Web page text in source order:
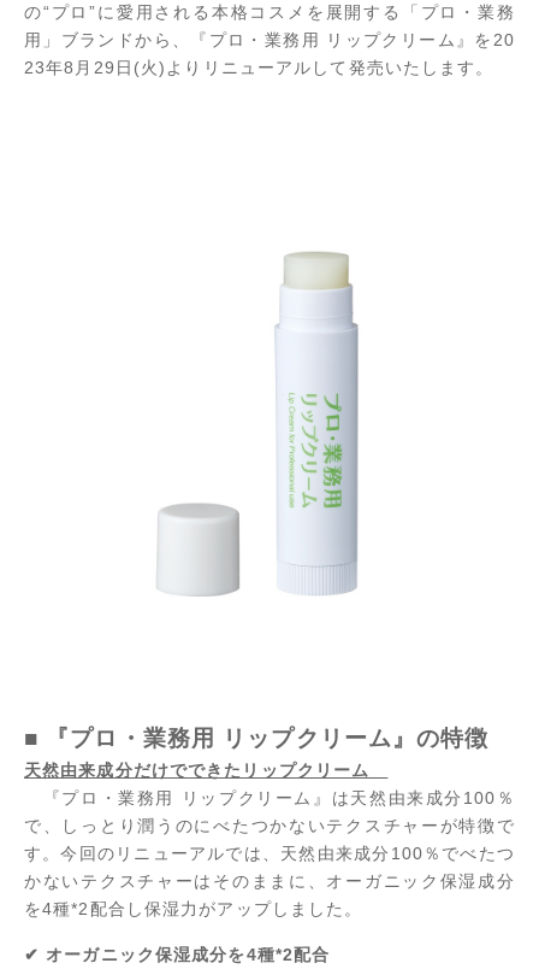
の“プロ”に愛用される本格コスメを展開する「プロ・業務
用」ブランドから、『プロ・業務用 リップクリーム』を20
23年8月29日(火)よりリニューアルして発売いたします。
■ 『プロ・業務用 リップクリーム』の特徴
天然由来成分だけでできたリップクリーム
『プロ・業務用 リップクリーム』は天然由来成分100％
で、しっとり潤うのにべたつかないテクスチャーが特徴で
す。今回のリニューアルでは、天然由来成分100％でべたつ
かないテクスチャーはそのままに、オーガニック保湿成分
を4種*2配合し保湿力がアップしました。
✔ オーガニック保湿成分を4種*2配合